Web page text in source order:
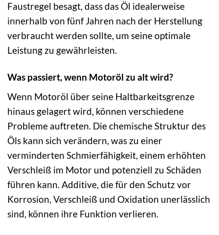
Faustregel besagt, dass das Öl idealerweise
innerhalb von fünf Jahren nach der Herstellung
verbraucht werden sollte, um seine optimale
Leistung zu gewährleisten.
Was passiert, wenn Motoröl zu alt wird?
Wenn Motoröl über seine Haltbarkeitsgrenze
hinaus gelagert wird, können verschiedene
Probleme auftreten. Die chemische Struktur des
Öls kann sich verändern, was zu einer
verminderten Schmierfähigkeit, einem erhöhten
Verschleiß im Motor und potenziell zu Schäden
führen kann. Additive, die für den Schutz vor
Korrosion, Verschleiß und Oxidation unerlässlich
sind, können ihre Funktion verlieren.